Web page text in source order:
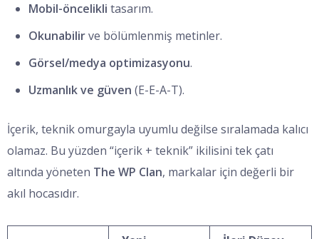
Mobil-öncelikli tasarım.
Okunabilirve bölümlenmiş metinler.
Görsel/medya optimizasyonu.
Uzmanlık ve güven (E-E-A-T).
İçerik, teknik omurgayla uyumlu değilse sıralamada kalıcı
olamaz. Bu yüzden “içerik + teknik” ikilisini tek çatı
altında yöneten The WP Clan, markalar için değerli bir
akıl hocasıdır.